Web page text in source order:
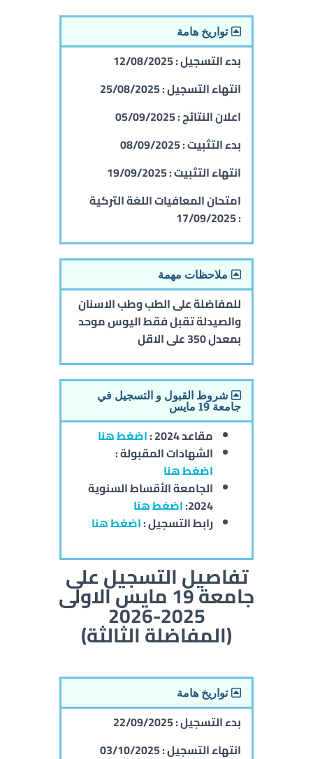
تواريخ هامة
بدء التسجيل :12/08/2025
انتهاء التسجيل :25/08/2025
اعلان النتائج :05/09/2025
بدء التثبيت :08/09/2025
انتهاء التثبيت :19/09/2025
امتحان المعافيات اللغة التركية
:
17/09/2025
ملاحظات مهمة
للمفاضلة على الطب وطب الاسنان
والصيدلة تقبل فقط اليوس موحد
بمعدل 350 على الاقل
شروط القبول و التسجيل في
جامعة 19 مايس
مقاعد 2024 :
اضغط هنا
الشهادات المقبولة :
اضغط هنا
الجامعةالأقساط السنوية
2024: اضغط هنا
رابط التسجيل :اضغط هنا
تفاصيل التسجيل على
جامعة 19 مايس الاولى
2025-2026
(المفاضلة الثالثة)
تواريخ هامة
بدء التسجيل :22/09/2025
انتهاء التسجيل :03/10/2025